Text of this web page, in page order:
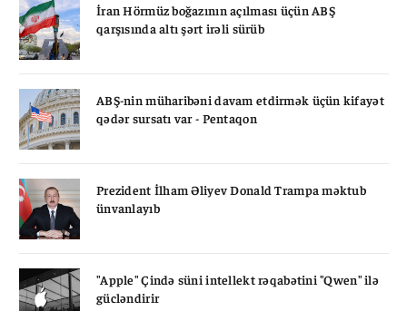
İran Hörmüz boğazının açılması üçün ABŞ
qarşısında altı şərt irəli sürüb
ABŞ-nin müharibəni davam etdirmək üçün kifayət
qədər sursatı var - Pentaqon
Prezident İlham Əliyev Donald Trampa məktub
ünvanlayıb
"Apple" Çində süni intellekt rəqabətini "Qwen" ilə
gücləndirir